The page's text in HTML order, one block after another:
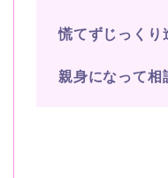
慌てずじっくり
親身になって相